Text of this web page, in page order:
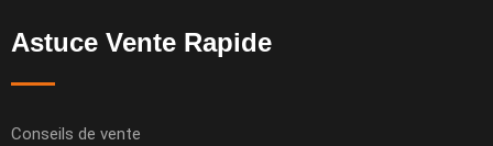
Astuce Vente Rapide
Conseils de vente